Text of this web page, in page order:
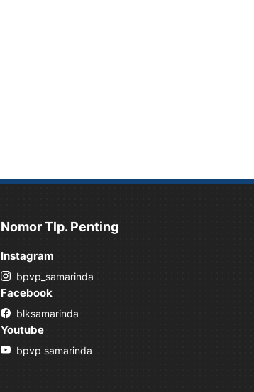
Nomor Tlp. Penting
Instagram
bpvp_samarinda
Facebook
blksamarinda
Youtube
bpvp samarinda